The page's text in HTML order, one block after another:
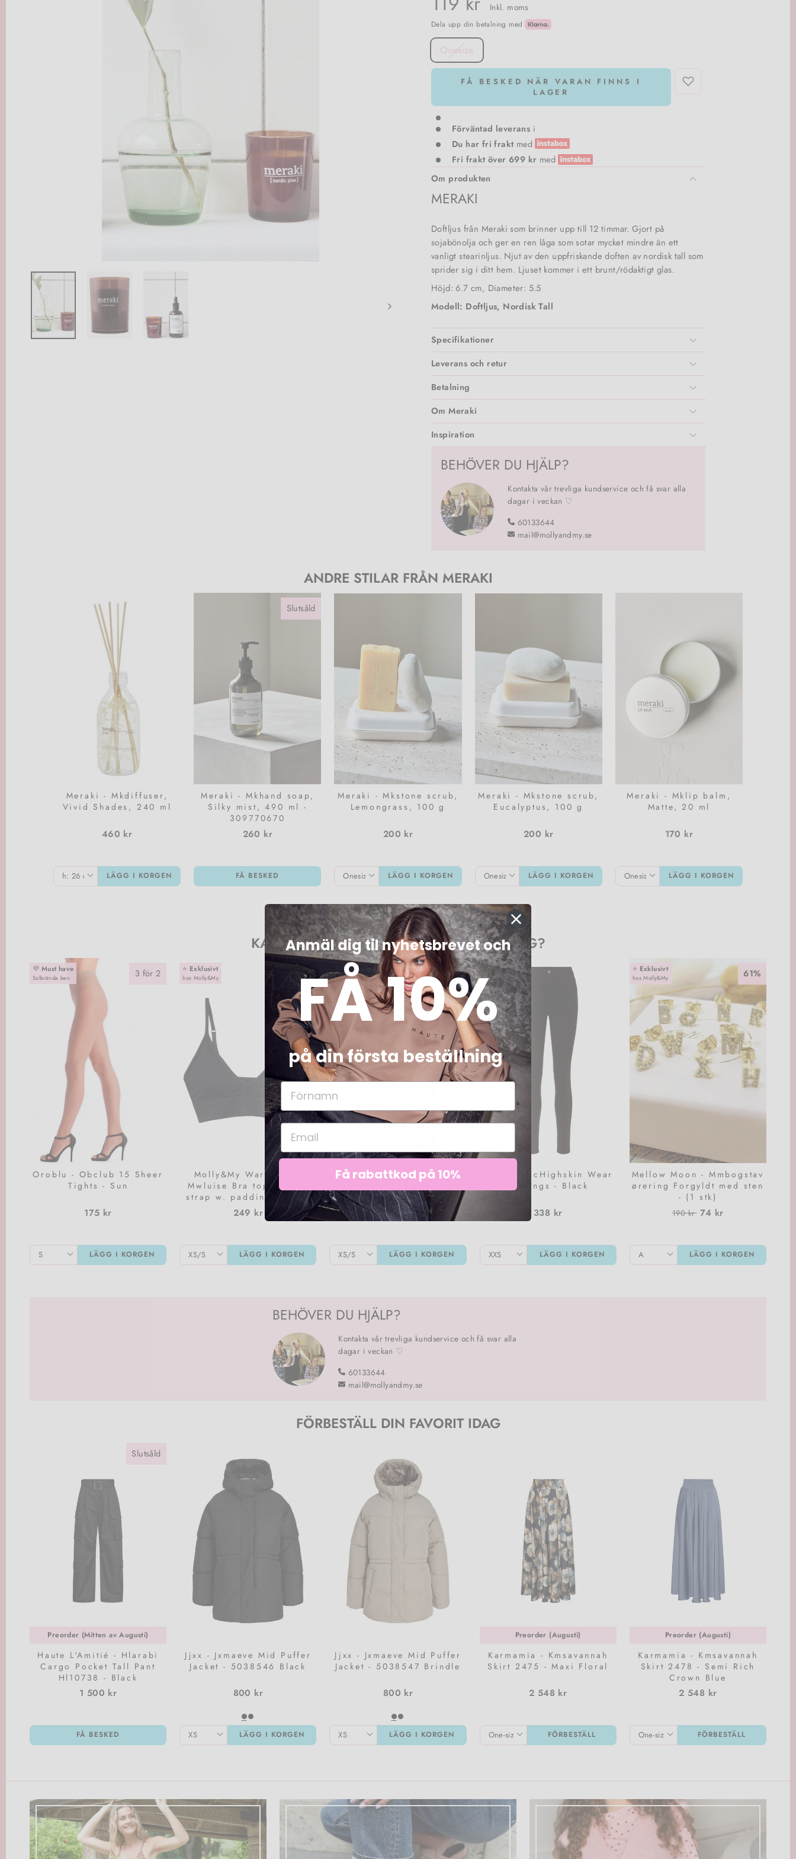
Inkl. moms
Dela upp din betalning med
SIZEOnesize
FÅ BESKED NÄR VARAN FINNS I
LAGER
Förväntad leverans i
Du har fri frakt med
Fri frakt över 699 kr med
Om produkten
MERAKI
Doftljus från Meraki som brinner upp till 12 timmar. Gjort på
sojabönolja och ger en ren låga som sotar mycket mindre än ett
vanligt stearinljus. Njut av den uppfriskande doften av nordisk tall som
sprider sig i ditt hem. Ljuset kommer i ett brunt/rödaktigt glas.
Höjd: 6.7 cm, Diameter: 5.5
Modell: Doftljus, Nordisk Tall
Specifikationer
Leverans och retur
Betalning
Om Meraki
Inspiration
BEHÖVER DU HJÄLP?
Kontakta vår trevliga kundservice och få svar alla
dagar i veckan ♡
60133644
mail@mollyandmy.se
ANDRE STILAR FRÅN MERAKI
Meraki - Mkdiffuser,
Vivid Shades, 240 ml
460 kr
LÄGG I KORGEN
Slutsåld
Meraki - Mkhand soap,
Silky mist, 490 ml -
309770670
260 kr
FÅ BESKED
Meraki - Mkstone scrub,
Lemongrass, 100 g
200 kr
LÄGG I KORGEN
Meraki - Mkstone scrub,
Eucalyptus, 100 g
200 kr
LÄGG I KORGEN
Meraki - Mklip balm,
Matte, 20 ml
170 kr
LÄGG I KORGEN
VISA ALLA
KANSKE ÄR DESSA OCKSÅ NÅGOT FÖR DIG?
3 för 2
💜 Must have
Solbrända ben
Oroblu - Obclub 15 Sheer
Tights - Sun
175 kr
LÄGG I KORGEN
3 för 2
⭐️ Exklusivt
hos Molly&My
Molly&My Wardrobe -
Mwluise Bra top narrow
strap w. padding - Black
249 kr
LÄGG I KORGEN
3 för 2
Liberte - Ltninna-Slip-
221 kr
LÄGG I KORGEN
Pieces - PcHighskin Wear
Jeggings - Black
338 kr
LÄGG I KORGEN
61%
⭐️ Exklusivt
hos Molly&My
Mellow Moon - Mmbogstav
ørering Forgyldt med sten
- (1 stk)
Normalpris
190 kr Utförsäljningspris
74 kr
LÄGG I KORGEN
BEHÖVER DU HJÄLP?
Kontakta vår trevliga kundservice och få svar alla
dagar i veckan ♡
60133644
mail@mollyandmy.se
FÖRBESTÄLL DIN FAVORIT IDAG
Slutsåld
Preorder (Mitten av Augusti)
Haute L'Amitié - Hlarabi
Cargo Pocket Tall Pant
Hl10738 - Black
1 500 kr
FÅ BESKED
Jjxx - Jxmaeve Mid Puffer
Jacket - 5038546 Black
800 kr
LÄGG I KORGEN
Jjxx - Jxmaeve Mid Puffer
Jacket - 5038547 Brindle
800 kr
LÄGG I KORGEN
Preorder (Augusti)
Karmamia - Kmsavannah
Skirt 2475 - Maxi Floral
2 548 kr
FÖRBESTÄLL
Preorder (Augusti)
Karmamia - Kmsavannah
Skirt 2478 - Semi Rich
Crown Blue
2 548 kr
FÖRBESTÄLL
Anmäl dig til nyhetsbrevet och
FÅ 10%
på din första beställning
Få rabattkod på 10%